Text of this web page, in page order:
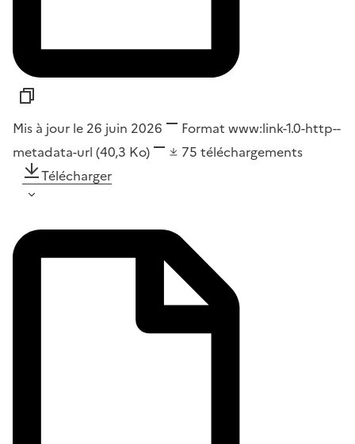
Mis à jour le 26 juin 2026 Format www:link-1.0-http--
metadata-url (40,3 Ko) 75 téléchargements
Télécharger